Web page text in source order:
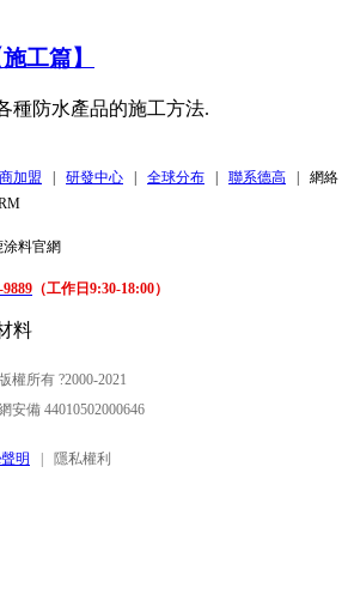
工篇】
種防水產品的施工方法.
加盟 研發中心 全球分布 聯系德高
網絡
涂料官網
9889 （工作日9:30-18:00）
權所有 ?2000-2021
安備 44010502000646
明 隱私權利